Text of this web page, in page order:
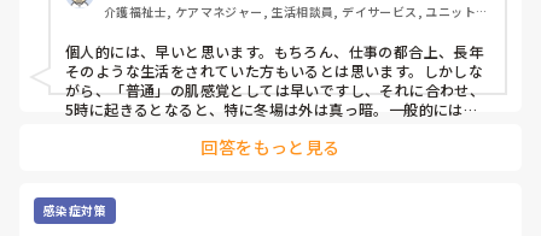
6時に朝食のために5時頃から利用者を起こし、食後にまた寝
て1時間で起こしと、1人夜勤で忙しいだろうに、トイレ・居
室誘導が必要な利用者もいると時間がもったいないし利用者
もゆっくりできないのではと思います。
私が出勤する頃には、夜勤者によっては慌ただしくしている
はだめなのかと思うことがあります。
ら」「そのように業務するよう言われているから」「利用者
は朝早くても、また寝るから身体の負担は少ない」と言われ
介護福祉士, ケアマネジャー, 生活相談員, デイサービス, ユニット型
個人的には、早いと思います。もちろん、仕事の都合上、長年
そのような生活をされていた方もいるとは思います。しかしな
がら、「普通」の肌感覚としては早いですし、それに合わせ、
5時に起きるとなると、特に冬場は外は真っ暗。一般的には、8
理念である、これまでの生活の継続からしてもよろしくないと
回答をもっと見る
感染症対策